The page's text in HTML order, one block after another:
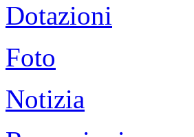
Dotazioni
Foto
Notizia